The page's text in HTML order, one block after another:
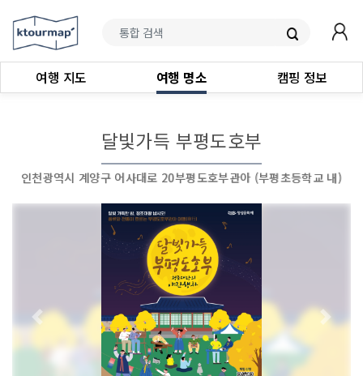
여행 지도 여행 명소 캠핑 정보
달빛가득 부평도호부
인천광역시 계양구 어사대로 20부평도호부관아 (부평초등학교 내)